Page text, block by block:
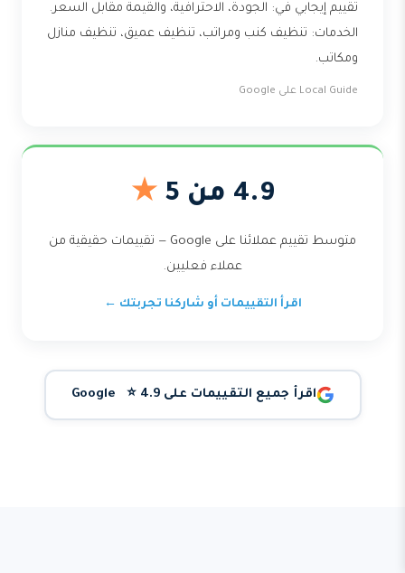
تقييم إيجابي في: الجودة، الاحترافية، والقيمة مقابل السعر.
الخدمات: تنظيف كنب ومراتب، تنظيف عميق، تنظيف منازل
ومكاتب.
Local Guide على Google
4.9 من 5 ★
متوسط تقييم عملائنا على Google — تقييمات حقيقية من
عملاء فعليين.
اقرأ التقييمات أو شاركنا تجربتك ←
اقرأ جميع التقييمات على Google ⭐ 4.9